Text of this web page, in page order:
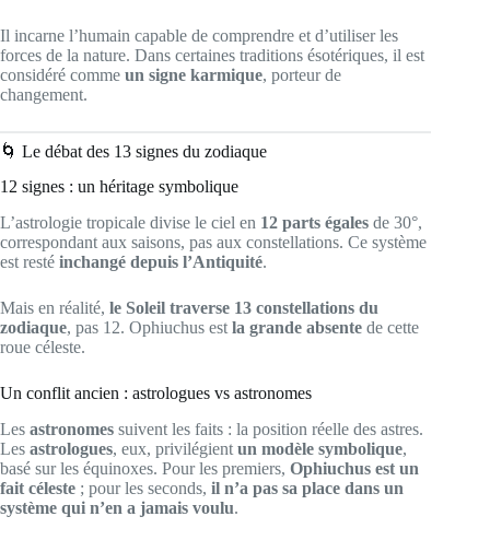
Il incarne l’humain capable de comprendre et d’utiliser les
forces de la nature. Dans certaines traditions ésotériques, il est
considéré comme un signe karmique, porteur de
changement.
🌀 Le débat des 13 signes du zodiaque
12 signes : un héritage symbolique
L’astrologie tropicale divise le ciel en 12 parts égales de 30°,
correspondant aux saisons, pas aux constellations. Ce système
est resté inchangé depuis l’Antiquité.
Mais en réalité, le Soleil traverse 13 constellations du
zodiaque, pas 12. Ophiuchus est la grande absente de cette
roue céleste.
Un conflit ancien : astrologues vs astronomes
Les astronomes suivent les faits : la position réelle des astres.
Les astrologues, eux, privilégient un modèle symbolique,
basé sur les équinoxes. Pour les premiers, Ophiuchus est un
fait céleste ; pour les seconds, il n’a pas sa place dans un
système qui n’en a jamais voulu.